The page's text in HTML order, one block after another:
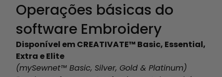
Operações básicas do
software Embroidery
Disponível em CREATIVATE™ Basic, Essential,
Extra e Elite
(mySewnet™ Basic, Silver, Gold & Platinum)